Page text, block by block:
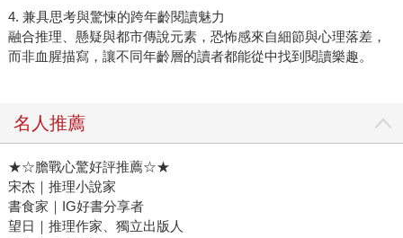
4. 兼具思考與驚悚的跨年齡閱讀魅力
融合推理、懸疑與都市傳說元素，恐怖感來自細節與心理落差，
而非血腥描寫，讓不同年齡層的讀者都能從中找到閱讀樂趣。
名人推薦
★☆膽戰心驚好評推薦☆★
宋杰｜推理小說家
書食家｜IG好書分享者
望日｜推理作家、獨立出版人